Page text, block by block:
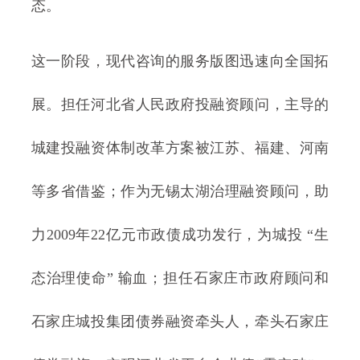
态。
这一阶段，现代咨询的服务版图迅速向全国拓
展。担任河北省人民政府投融资顾问，主导的
城建投融资体制改革方案被江苏、福建、河南
等多省借鉴；作为无锡太湖治理融资顾问，助
力2009年22亿元市政债成功发行，为城投 “生
态治理使命” 输血；担任石家庄市政府顾问和
石家庄城投集团债券融资牵头人，牵头石家庄